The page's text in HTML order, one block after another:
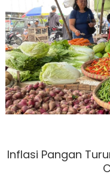
Inflasi Pangan